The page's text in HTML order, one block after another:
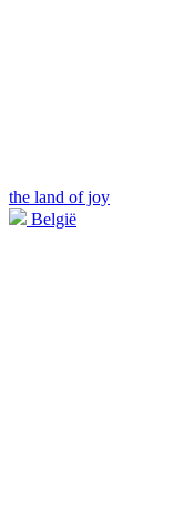
the land of joy
België